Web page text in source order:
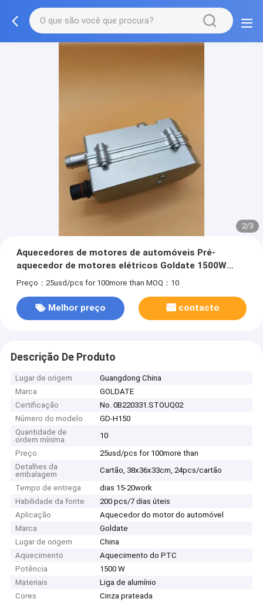
2/3
Aquecedores de motores de automóveis Pré-
aquecedor de motores elétricos Goldate 1500W
220V Aquecimento rápido Dimensões pequenas
Preço：25usd/pcs for 100more than MOQ：10
Melhor preço contacto
Descrição De Produto
Lugar de origem
Guangdong China
Marca
GOLDATE
Certificação
No. 0B220331.STOUQ02
Número do modelo
GD-H150
Quantidade de
ordem mínima
10
Preço
25usd/pcs for 100more than
Detalhes da
embalagem
Cartão, 38x36x33cm, 24pcs/cartão
Tempo de entrega
dias 15-20work
Habilidade da fonte
200 pcs/7 dias úteis
Aplicação
Aquecedor do motor do automóvel
Marca
Goldate
Lugar de origem
China
Aquecimento
Aquecimento do PTC
Potência
1500 W
Materiais
Liga de alumínio
Cores
Cinza prateada